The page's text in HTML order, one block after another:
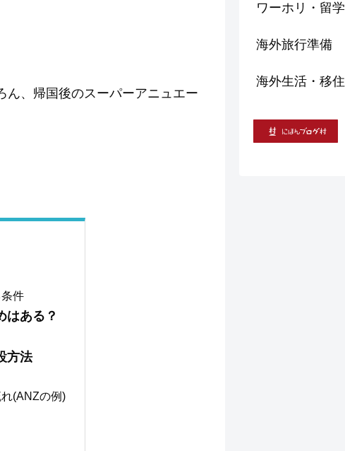
ん、帰国後のスーパーアニュエー
件
はある？
方法
(ANZの例)
ワーホリ・留学
海外旅行準備
海外生活・移住